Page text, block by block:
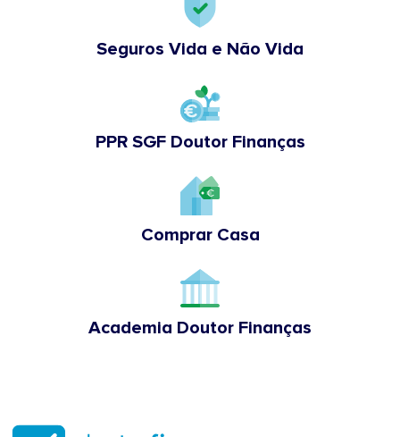
Seguros Vida e Não Vida
PPR SGF Doutor Finanças
Comprar Casa
Academia Doutor Finanças